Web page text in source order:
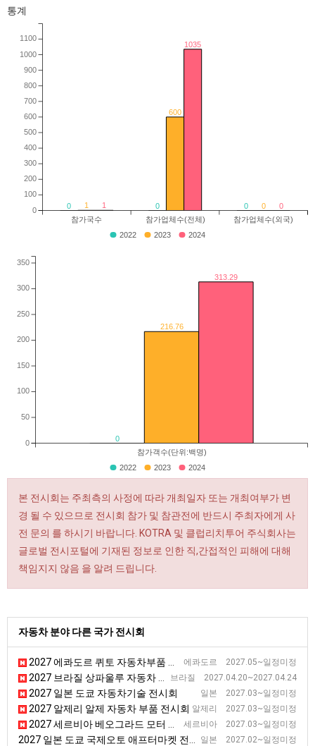
통계
0 0 0
1
600
0
1
1035
0
참가국수 참가업체수(전체) 참가업체수(외국)
0
100
200
300
400
500
600
700
800
900
1000
1100
2022 2023 2024
0
216.76
313.29
참가객수(단위:백명)
0
50
100
150
200
250
300
350
2022 2023 2024
본 전시회는 주최측의 사정에 따라 개최일자 또는 개최여부가 변
경 될 수 있으므로 전시회 참가 및 참관전에 반드시 주최자에게 사
전 문의 를 하시기 바랍니다. KOTRA 및 클럽리치투어 주식회사는
글로벌 전시포털에 기재된 정보로 인한 직,간접적인 피해에 대해
책임지지 않음 을 알려 드립니다.
자동차 분야 다른 국가 전시회
에콰도르 2027.05~일정미정
2027 에콰도르 퀴토 자동차부품 전시회 [EXPOMEC]
브라질 2027.04.20~2027.04.24
2027 브라질 상파울루 자동차 부품, 장비 및 서비스 전시회 [Autoparts]
일본 2027.03~일정미정
2027 일본 도쿄 자동차기술 전시회
알제리 2027.03~일정미정
2027 알제리 알제 자동차 부품 전시회
세르비아 2027.03~일정미정
2027 세르비아 베오그라드 모터 전시회
일본 2027.02~일정미정
2027 일본 도쿄 국제오토 애프터마켓 전시회 [IAAE]